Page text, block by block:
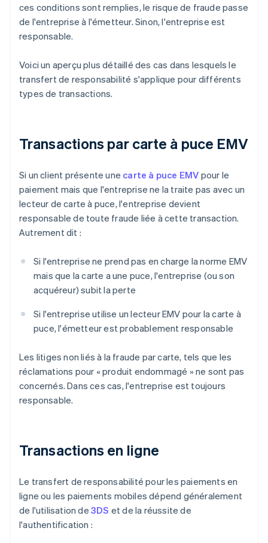
ces conditions sont remplies, le risque de fraude passe
de l'entreprise à l'émetteur. Sinon, l'entreprise est
responsable.
Voici un aperçu plus détaillé des cas dans lesquels le
transfert de responsabilité s'applique pour différents
types de transactions.
Transactions par carte à puce EMV
Si un client présente une carte à puce EMV pour le
paiement mais que l'entreprise ne la traite pas avec un
lecteur de carte à puce, l'entreprise devient
responsable de toute fraude liée à cette transaction.
Autrement dit :
Si l'entreprise ne prend pas en charge la norme EMV
mais que la carte a une puce, l'entreprise (ou son
acquéreur) subit la perte
Si l'entreprise utilise un lecteur EMV pour la carte à
puce, l'émetteur est probablement responsable
Les litiges non liés à la fraude par carte, tels que les
réclamations pour « produit endommagé » ne sont pas
concernés. Dans ces cas, l'entreprise est toujours
responsable.
Transactions en ligne
Le transfert de responsabilité pour les paiements en
ligne ou les paiements mobiles dépend généralement
de l'utilisation de 3DS et de la réussite de
l'authentification :